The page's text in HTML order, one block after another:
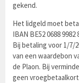
gekend.
Het lidgeld moet
IBAN BE52 0688
Bij betaling voor 1/7/
van een waardebon
de Plaon. Bij
geen